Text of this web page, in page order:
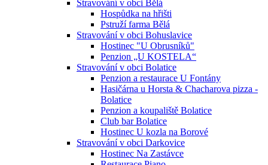
Stravování v obci Bělá
Hospůdka na hřišti
Pstruží farma Bělá
Stravování v obci Bohuslavice
Hostinec "U Obrusníků"
Penzion „U KOSTELA“
Stravování v obci Bolatice
Penzion a restaurace U Fontány
Hasičárna u Horsta & Chacharova pizza -
Bolatice
Penzion a koupaliště Bolatice
Club bar Bolatice
Hostinec U kozla na Borové
Stravování v obci Darkovice
Hostinec Na Zastávce